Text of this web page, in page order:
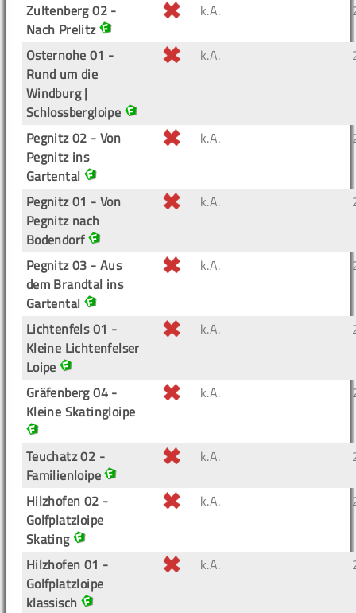
Zultenberg 02 -
Nach Prelitz
k.A.
Osternohe 01 -
Rund um die
Windburg |
Schlossbergloipe
k.A.
Pegnitz 02 - Von
Pegnitz ins
Gartental
k.A.
Pegnitz 01 - Von
Pegnitz nach
Bodendorf
k.A.
Pegnitz 03 - Aus
dem Brandtal ins
Gartental
k.A.
Lichtenfels 01 -
Kleine Lichtenfelser
Loipe
k.A.
Gräfenberg 04 -
Kleine Skatingloipe
k.A.
Teuchatz 02 -
Familienloipe
k.A.
Hilzhofen 02 -
Golfplatzloipe
Skating
k.A.
Hilzhofen 01 -
Golfplatzloipe
klassisch
k.A.